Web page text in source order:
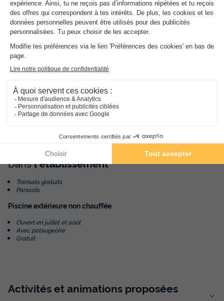
1/8
Au centre d'une grande terrasse, vous profiterez de la piscine
extérieure non chauffée et de la pataugeoire.
Dansl'établissement
Transats gratuits
Parasols
Piscine extérieure non chauffée
Ouvert en juillet et août
Avec pataugeoire
Gratuit
Activités et animations proposées